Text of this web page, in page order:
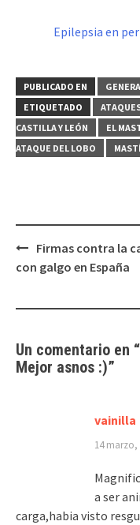
Epilepsia en
PUBLICADO EN
ETIQUETADO
CASTILLA Y LEÓN
EL
ATAQUE DEL LOBO
Navegación
de
Firmas contra la
con galgo en España
Un comentario en “
Mejor asnos :)”
vainilla
14 marzo,
a ser
carga,habia visto